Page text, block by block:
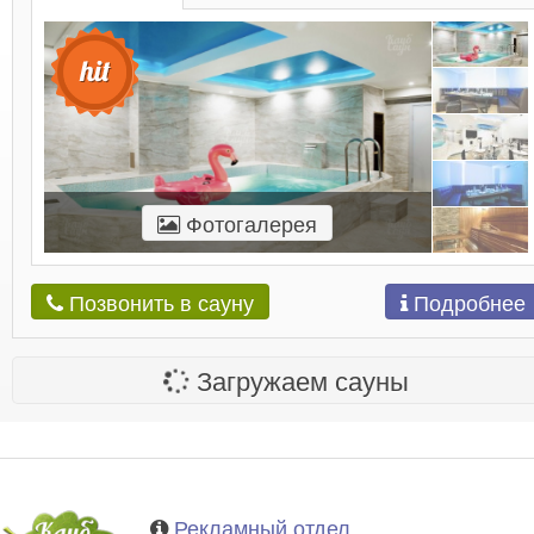
Фотогалерея
Позвонить в сауну Подробнее
Загружаем сауны
Рекламный отдел